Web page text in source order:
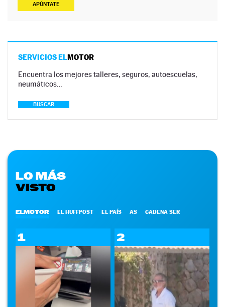
APÚNTATE
SERVICIOS ELMOTOR
Encuentra los mejores talleres, seguros, autoescuelas,
neumáticos…
BUSCAR
LO MÁS
VISTO
ELMOTOR EL HUFFPOST EL PAÍS AS CADENA SER
1 2